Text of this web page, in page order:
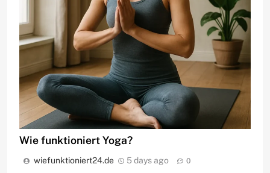
Wie funktioniert Yoga?
wiefunktioniert24.de 5 days ago 0